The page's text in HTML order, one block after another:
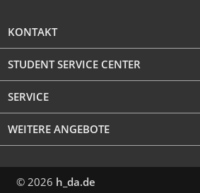
KONTAKT
STUDENT SERVICE CENTER
SERVICE
WEITERE ANGEBOTE
© 2026 h_da.de